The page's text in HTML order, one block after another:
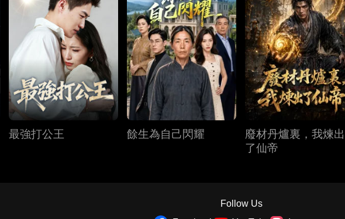
最強打公王 餘生為自己閃耀
廢材丹爐裏，我煉出
了仙帝
Follow Us